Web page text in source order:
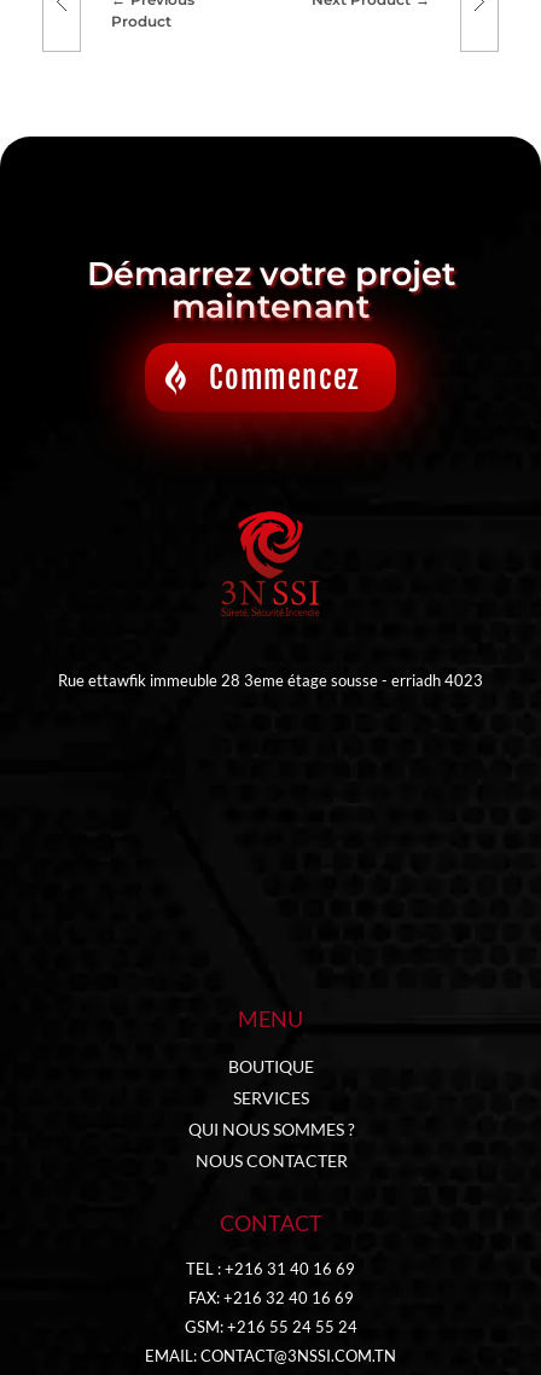
Product
Démarrez votre projet
maintenant
Commencez
Rue ettawfik immeuble 28 3eme étage sousse - erriadh 4023
MENU
BOUTIQUE
SERVICES
QUI NOUS SOMMES ?
NOUS CONTACTER
CONTACT
TEL : +216 31 40 16 69
FAX: +216 32 40 16 69
GSM: +216 55 24 55 24
EMAIL:CONTACT@3NSSI.COM.TN